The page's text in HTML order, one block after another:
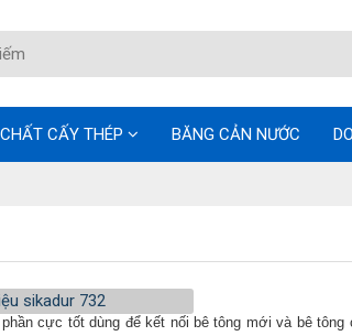
CẤY THÉP BĂNG CẢN NƯỚC
cực tốt dùng để kết nối bê tông mới và bê